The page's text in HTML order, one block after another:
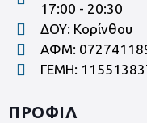
17:00 - 20:30
ΔΟΥ: Κορίνθου
ΑΦΜ:
ΓΕΜΗ:
ΠΡΟΦΙΛ